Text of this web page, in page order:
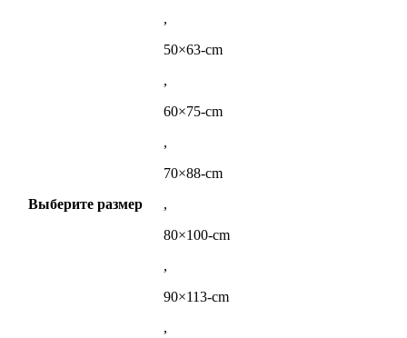
Выберите размер
,
50×63-cm
,
60×75-cm
,
70×88-cm
,
80×100-cm
,
90×113-cm
,